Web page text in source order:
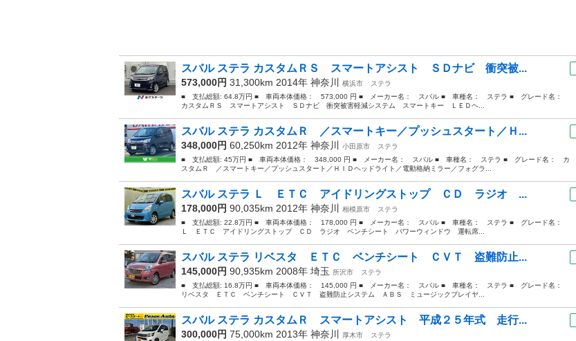
スバル ステラ カスタムＲＳ スマートアシスト ＳＤナビ 衝突被...
573,000円 31,300km 2014年 神奈川 横浜市
ステラ
■ 支払総額: 64.8万円 ■ 車両本体価格： 573,000 円 ■ メーカー名： スバル ■ 車種名： ステラ ■ グレード名：
カスタムＲＳ スマートアシスト ＳＤナビ 衝突被害軽減システム スマートキー ＬＥＤヘ...
スバル ステラ カスタムＲ ／スマートキー／プッシュスタート／Ｈ...
348,000円 60,250km 2012年 神奈川 小田原市
ステラ
■ 支払総額: 45万円 ■ 車両本体価格： 348,000 円 ■ メーカー名： スバル ■ 車種名： ステラ ■ グレード名： カ
スタムＲ ／スマートキー／プッシュスタート／ＨＩＤヘッドライト／電動格納ミラー／フォグラ...
スバル ステラ Ｌ ＥＴＣ アイドリングストップ ＣＤ ラジオ ...
178,000円 90,035km 2012年 神奈川 相模原市
ステラ
■ 支払総額: 22.8万円 ■ 車両本体価格： 178,000 円 ■ メーカー名： スバル ■ 車種名： ステラ ■ グレード名：
Ｌ ＥＴＣ アイドリングストップ ＣＤ ラジオ ベンチシート パワーウィンドウ 運転席...
スバル ステラ リベスタ ＥＴＣ ベンチシート ＣＶＴ 盗難防止...
145,000円 90,935km 2008年 埼玉 所沢市
ステラ
■ 支払総額: 16.8万円 ■ 車両本体価格： 145,000 円 ■ メーカー名： スバル ■ 車種名： ステラ ■ グレード名：
リベスタ ＥＴＣ ベンチシート ＣＶＴ 盗難防止システム ＡＢＳ ミュージックプレイヤ...
スバル ステラ カスタムＲ スマートアシスト 平成２５年式 走行...
300,000円 75,000km 2013年 神奈川 厚木市
ステラ